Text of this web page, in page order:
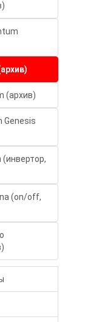
(архив)
Genesis
(on/off,